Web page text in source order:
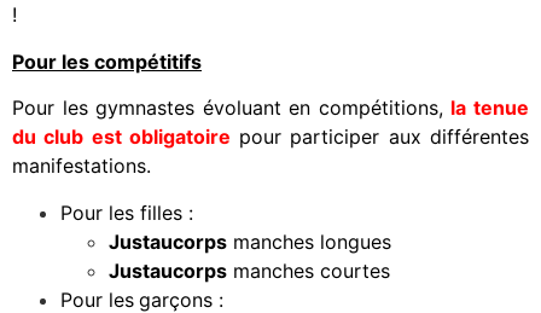
!
Pour les compétitifs
Pour les gymnastes évoluant en compétitions, la tenue
du club est obligatoire pour participer aux différentes
manifestations.
Pour les filles :
Justaucorps manches longues
Justaucorps manches courtes
Pour les garçons :